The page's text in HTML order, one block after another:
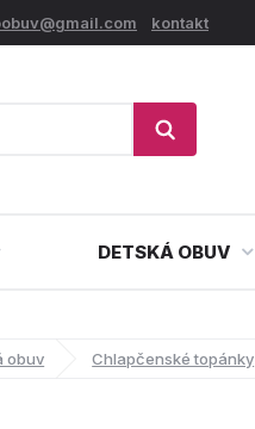
kontakt
DETSKÁ OBUV
obuv Chlapčenské topánky